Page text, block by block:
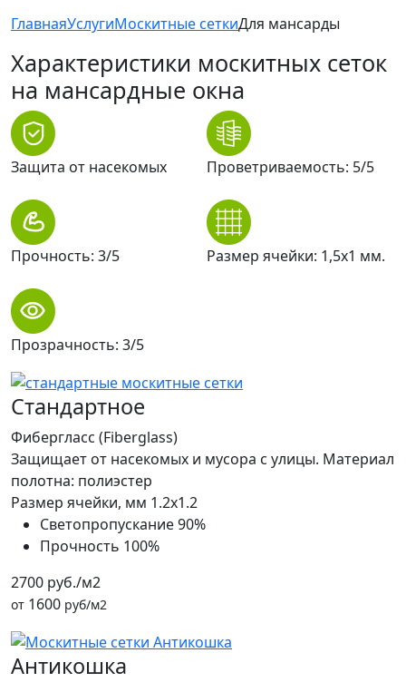
ГлавнаяУслугиМоскитные сеткиДля мансарды
Характеристики москитных сеток
на мансардные окна
Защита от насекомых Проветриваемость: 5/5
Прочность: 3/5 Размер ячейки: 1,5х1 мм.
Прозрачность: 3/5
Стандартное
Фибергласс (Fiberglass)
Защищает от насекомых и мусора с улицы. Материал
полотна: полиэстер
Размер ячейки, мм 1.2x1.2
Светопропускание90%
Прочность 100%
2700 руб./м2
от 1600 руб/м2
Антикошка